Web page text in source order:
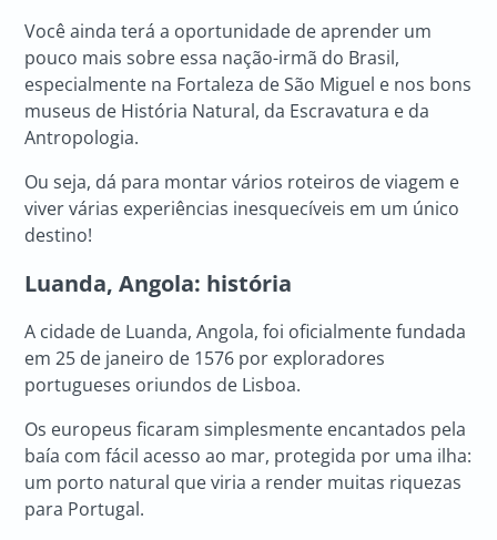
Você ainda terá a oportunidade de aprender um
pouco mais sobre essa nação-irmã do Brasil,
especialmente na Fortaleza de São Miguel e nos bons
museus de História Natural, da Escravatura e da
Antropologia.
Ou seja, dá para montar vários roteiros de viagem e
viver várias experiências inesquecíveis em um único
destino!
Luanda, Angola: história
A cidade de Luanda, Angola, foi oficialmente fundada
em 25 de janeiro de 1576 por exploradores
portugueses oriundos de Lisboa.
Os europeus ficaram simplesmente encantados pela
baía com fácil acesso ao mar, protegida por uma ilha:
um porto natural que viria a render muitas riquezas
para Portugal.